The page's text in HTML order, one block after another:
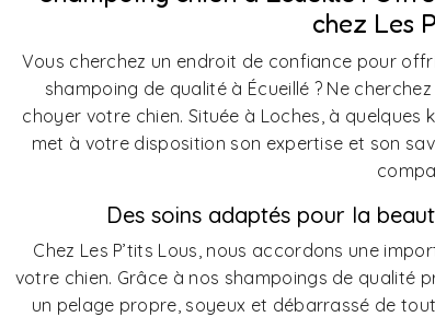
chez Les
Vous cherchez un endroit de confiance pour
shampoing de qualité à Écueillé ? Ne
choyer votre chien. Située à Loches, à
met à votre disposition son expertise et son
Des soins adaptés pour la
Chez Les P’tits Lous, nous accordons une
votre chien. Grâce à nos shampoings de qualité
un pelage propre, soyeux et débarrassé de